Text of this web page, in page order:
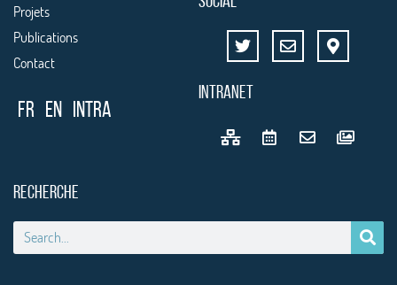
Projets
Publications
Contact
FR EN Intra
INTRANET
RECHERCHE